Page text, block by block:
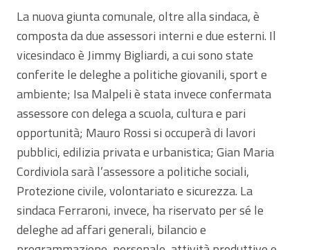
La nuova giunta comunale, oltre alla sindaca, è
composta da due assessori interni e due esterni. Il
vicesindaco è Jimmy Bigliardi, a cui sono state
conferite le deleghe a politiche giovanili, sport e
ambiente; Isa Malpeli è stata invece confermata
assessore con delega a scuola, cultura e pari
opportunità; Mauro Rossi si occuperà di lavori
pubblici, edilizia privata e urbanistica; Gian Maria
Cordiviola sarà l’assessore a politiche sociali,
Protezione civile, volontariato e sicurezza. La
sindaca Ferraroni, invece, ha riservato per sé le
deleghe ad affari generali, bilancio e